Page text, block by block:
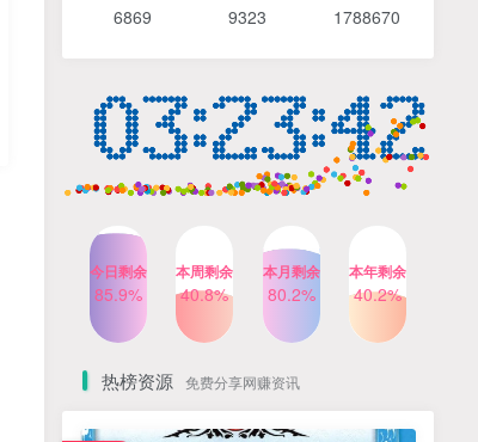
4个月前 487人已阅读
3个月前 420人已阅读
清华帅爸数学思维（抖音）|
小学+初中课程视频合集
乐乐课堂小学奥数1-6年级
动画课程715集+配套练习册
高清PDF
6个月前 412人已阅读
TOP6
6869 9323 1788670
今日剩余
85.9%
本周剩余
40.8%
本月剩余
80.2%
本年剩余
40.2%
热榜资源 免费分享网赚资讯